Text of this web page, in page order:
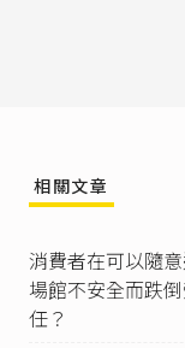
二、違反
三、預付
五、其他
III 第一項
其內容得
相關文章
消費者在可以隨
場館不安全而跌
任？